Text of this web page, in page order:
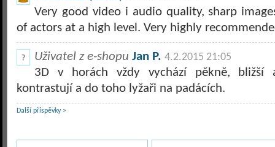
Very good video i audio quality, sharp
of actors at a high level. Very highly
Uživatel z e-shopu Jan P. 4.2.2015 21:05
3D v horách vždy vychází pěkně, bližší
kontrastují a do toho lyžaři na padácích.
Další příspěvky >